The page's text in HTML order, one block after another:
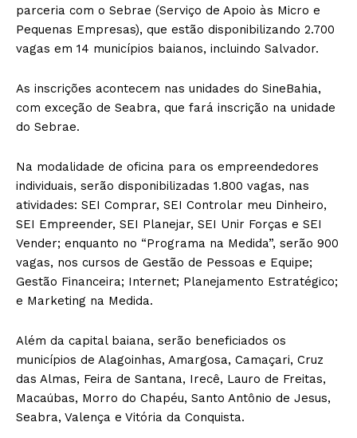
parceria com o Sebrae (Serviço de Apoio às Micro e
Pequenas Empresas), que estão disponibilizando 2.700
vagas em 14 municípios baianos, incluindo Salvador.
As inscrições acontecem nas unidades do SineBahia,
com exceção de Seabra, que fará inscrição na unidade
do Sebrae.
Na modalidade de oficina para os empreendedores
individuais, serão disponibilizadas 1.800 vagas, nas
atividades: SEI Comprar, SEI Controlar meu Dinheiro,
SEI Empreender, SEI Planejar, SEI Unir Forças e SEI
Vender; enquanto no “Programa na Medida”, serão 900
vagas, nos cursos de Gestão de Pessoas e Equipe;
Gestão Financeira; Internet; Planejamento Estratégico;
e Marketing na Medida.
Além da capital baiana, serão beneficiados os
municípios de Alagoinhas, Amargosa, Camaçari, Cruz
das Almas, Feira de Santana, Irecê, Lauro de Freitas,
Macaúbas, Morro do Chapéu, Santo Antônio de Jesus,
Seabra, Valença e Vitória da Conquista.